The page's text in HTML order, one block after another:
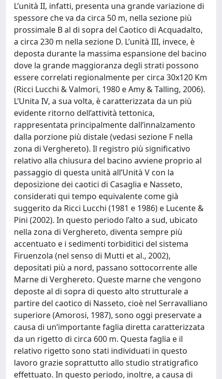
L’unità II, infatti, presenta una grande variazione di
spessore che va da circa 50 m, nella sezione più
prossimale B al di sopra del Caotico di Acquadalto,
a circa 230 m nella sezione D. L’unità III, invece, è
deposta durante la massima espansione del bacino
dove la grande maggioranza degli strati possono
essere correlati regionalmente per circa 30x120 Km
(Ricci Lucchi & Valmori, 1980 e Amy & Talling, 2006).
L’Unita IV, a sua volta, è caratterizzata da un più
evidente ritorno dell’attività tettonica,
rappresentata principalmente dall’innalzamento
dalla porzione più distale (vedasi sezione F nella
zona di Verghereto). Il registro più significativo
relativo alla chiusura del bacino avviene proprio al
passaggio di questa unità all’Unità V con la
deposizione dei caotici di Casaglia e Nasseto,
considerati qui tempo equivalente come già
suggerito da Ricci Lucchi (1981 e 1986) e Lucente &
Pini (2002). In questo periodo l’alto a sud, ubicato
nella zona di Verghereto, diventa sempre più
accentuato e i sedimenti torbiditici del sistema
Firuenzola (nel senso di Mutti et al., 2002),
depositati più a nord, passano sottocorrente alle
Marne di Verghereto. Queste marne che vengono
deposte al di sopra di questo alto strutturale a
partire del caotico di Nasseto, cioè nel Serravalliano
superiore (Amorosi, 1987), sono oggi preservate a
causa di un’importante faglia diretta caratterizzata
da un rigetto di circa 600 m. Questa faglia e il
relativo rigetto sono stati individuati in questo
lavoro grazie soprattutto allo studio stratigrafico
effettuato. In questo periodo, inoltre, a causa di